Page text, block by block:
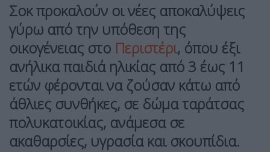
Σοκ προκαλούν οι νέες αποκαλύψεις
γύρω από την υπόθεση της
οικογένειας στο Περιστέρι, όπου έξι
ανήλικα παιδιά ηλικίας από 3 έως 11
ετών φέρονται να ζούσαν κάτω από
άθλιες συνθήκες, σε δώμα ταράτσας
πολυκατοικίας, ανάμεσα σε
ακαθαρσίες, υγρασία και σκουπίδια.